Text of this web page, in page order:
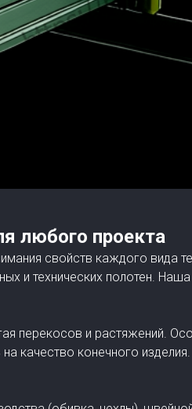
любого проекта
свойств каждого вида
и технических полотен.
перекосов и растяжений.
качество конечного